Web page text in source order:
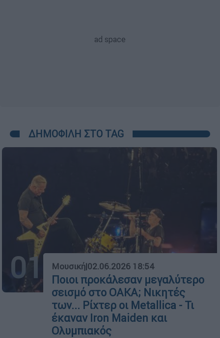
ΔΗΜΟΦΙΛΗ ΣΤΟ TAG
01 Μουσική|02.06.2026 18:54
Ποιοι προκάλεσαν μεγαλύτερο
σεισμό στο ΟΑΚΑ; Νικητές
των... Ρίχτερ οι Metallica - Τι
έκαναν Iron Maiden και
Ολυμπιακός